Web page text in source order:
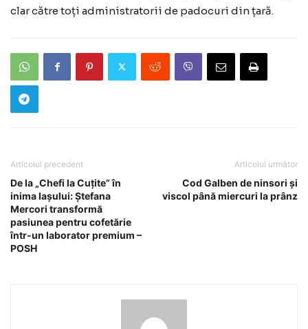
clar către toți administratorii de padocuri din țară.
Articolul precedent
De la „Chefi la Cuțite” în
inima Iașului: Ștefana
Mercori transformă
pasiunea pentru cofetărie
într-un laborator premium –
POSH
Articolul următor
Cod Galben de ninsori și
viscol până miercuri la prânz